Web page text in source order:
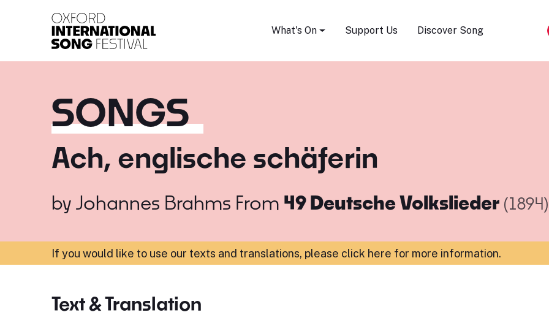
What's On Support Us Discover Song
SONGS
Ach, englische schäferin
by Johannes Brahms From 49 Deutsche Volkslieder (1894)
If you would like to use our texts and translations, please click here for more information.
Text & Translation